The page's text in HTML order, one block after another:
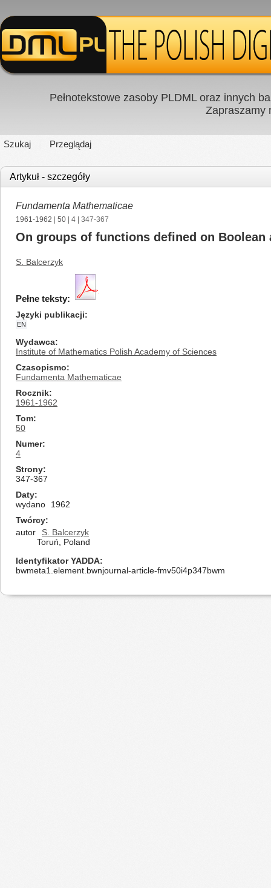
Pełnotekstowe zasoby PLDML oraz innych
Zapraszamy
Szukaj Przeglądaj
Artykuł - szczegóły
Fundamenta Mathematicae
1961-1962 50 4 | 347-367
On groups of functions defined on Boolean
S. Balcerzyk
Pełne teksty:
Języki publikacji
EN
Wydawca
Institute of Mathematics Polish Academy of Sciences
Czasopismo
Fundamenta Mathematicae
Rocznik
1961-1962
Tom
50
Numer
4
Strony
347-367
Daty
wydano
1962
Twórcy
autor
S. Balcerzyk
Toruń, Poland
Identyfikator YADDA
bwmeta1.element.bwnjournal-article-fmv50i4p347bwm